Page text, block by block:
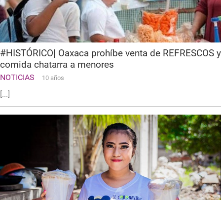
#HISTÓRICO| Oaxaca prohíbe venta de REFRESCOS y
comida chatarra a menores
NOTICIAS 10 años
[...]